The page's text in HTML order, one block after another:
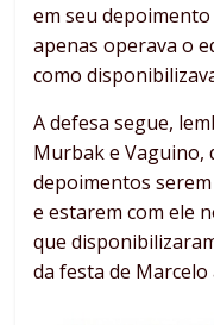
em seu
apenas operava o
como
A defesa segue,
Murbak e Vaguino,
depoimentos
e estarem com ele
que
da festa de Marcelo